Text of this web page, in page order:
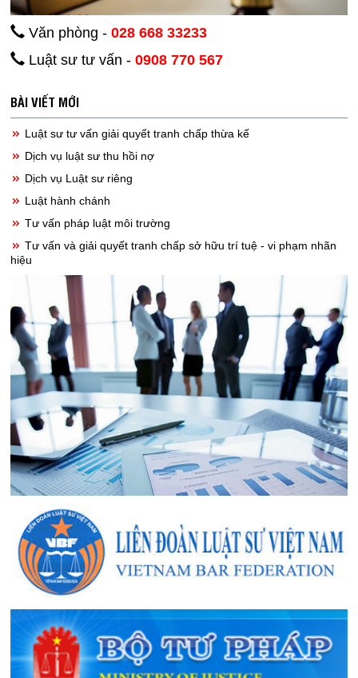
Văn phòng - 028 668 33233
Luật sư tư vấn - 0908 770 567
BÀI VIẾT MỚI
Luật sư tư vấn giải quyết tranh chấp thừa kế
Dịch vụ luật sư thu hồi nợ
Dịch vụ Luật sư riêng
Luật hành chánh
Tư vấn pháp luật môi trường
Tư vấn và giải quyết tranh chấp sở hữu trí tuệ - vi phạm nhãn
hiệu